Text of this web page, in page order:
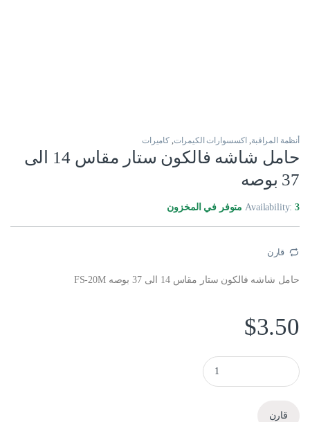
أنظمة المراقبة اكسسوارات الكيمرات كاميرات
حامل شاشه فالكون ستار مقاس 14 الى
37 بوصه
Availability:3 متوفر في المخزون
قارن
حامل شاشه فالكون ستار مقاس 14 الى 37 بوصه FS-20M
$3.50
حامل شاشه فالكون ستار مقاس 14 الى 37 بوصه quantity
قارن